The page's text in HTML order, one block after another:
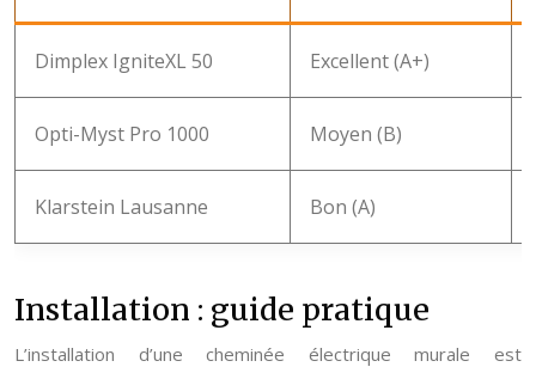
Dimplex IgniteXL 50 Excellent (A+)
Opti-Myst Pro 1000 Moyen (B)
Klarstein Lausanne Bon (A)
Installation : guide pratique
L’installation d’une cheminée électrique murale est